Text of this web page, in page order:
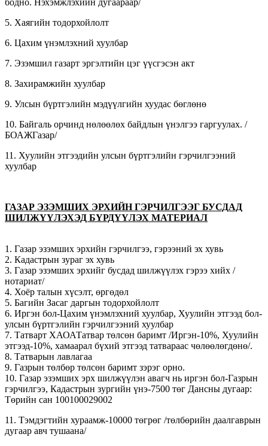
5. Хаягийн тодорхойлолт
6. Цахим үнэмлэхний хуулбар
7. Эзэмшил газарт эргэлтийн цэг үүсгэсэн акт
8. Захирамжийн хуулбар
9. Улсын бүртгэлийн мэдүүлгийн хуудас бөглөнө
10. Байгаль орчинд нөлөөлөх байдлын үнэлгээ гаргуулах. /
БОАЖГазар/
11. Хуулийн этгээдийн улсын бүртгэлийн гэрчилгээний
хуулбар
ГАЗАР ЭЗЭМШИХ ЭРХИЙН ГЭРЧИЛГЭЭГ БУСДАД
ШИЛЖҮҮЛЭХЭД БҮРДҮҮЛЭХ МАТЕРИАЛ
1. Газар эзэмших эрхийн гэрчилгээ, гэрээний эх хувь
2. Кадастрын зураг эх хувь
3. Газар эзэмших эрхийг бусдад шилжүүлэх гэрээ хийх /
нотариат/
4. Хоёр талын хүсэлт, өргөдөл
5. Багийн Засаг даргын тодорхойлолт
6. Иргэн бол-Цахим үнэмлэхний хуулбар, Хуулийн этгээд бол-
улсын бүртгэлийн гэрчилгээний хуулбар
7. Татварт ХАОАТатвар төлсөн баримт /Иргэн-10%, Хуулийн
этгээд-10%, хамаарал бүхий этгээд татвараас чөлөөлөгдөнө/.
8. Татварын лавлагаа
9. Газрын төлбөр төлсөн баримт зэрэг орно.
10. Газар эзэмших эрх шилжүүлэн авагч нь иргэн бол-Газрын
гэрчилгээ, Кадастрын зургийн үнэ-7500 төг Дансны дугаар:
Төрийн сан 100100029002
11. Тэмдэгтийн хураамж-10000 төгрөг /төлбөрийн даалгаврын
дугаар авч тушаана/